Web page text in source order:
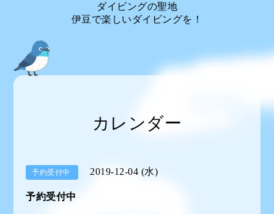
ダイビングの聖地
伊豆で楽しいダイビングを！
カレンダー
予約受付中 2019-12-04 (水)
予約受付中